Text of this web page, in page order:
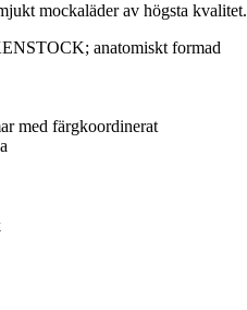
mockaläder av högsta kvalitet.
anatomiskt formad
med färgkoordinerat